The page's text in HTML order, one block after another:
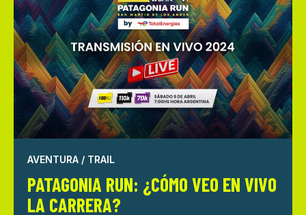
AVENTURA / TRAIL
PATAGONIA RUN: ¿CÓMO VEO EN VIVO
LA CARRERA?